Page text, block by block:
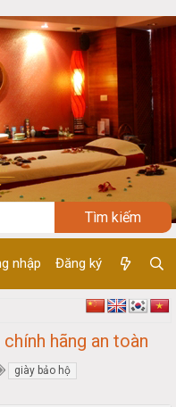
nhập Đăng ký
hãng an toàn
giày bảo hộ